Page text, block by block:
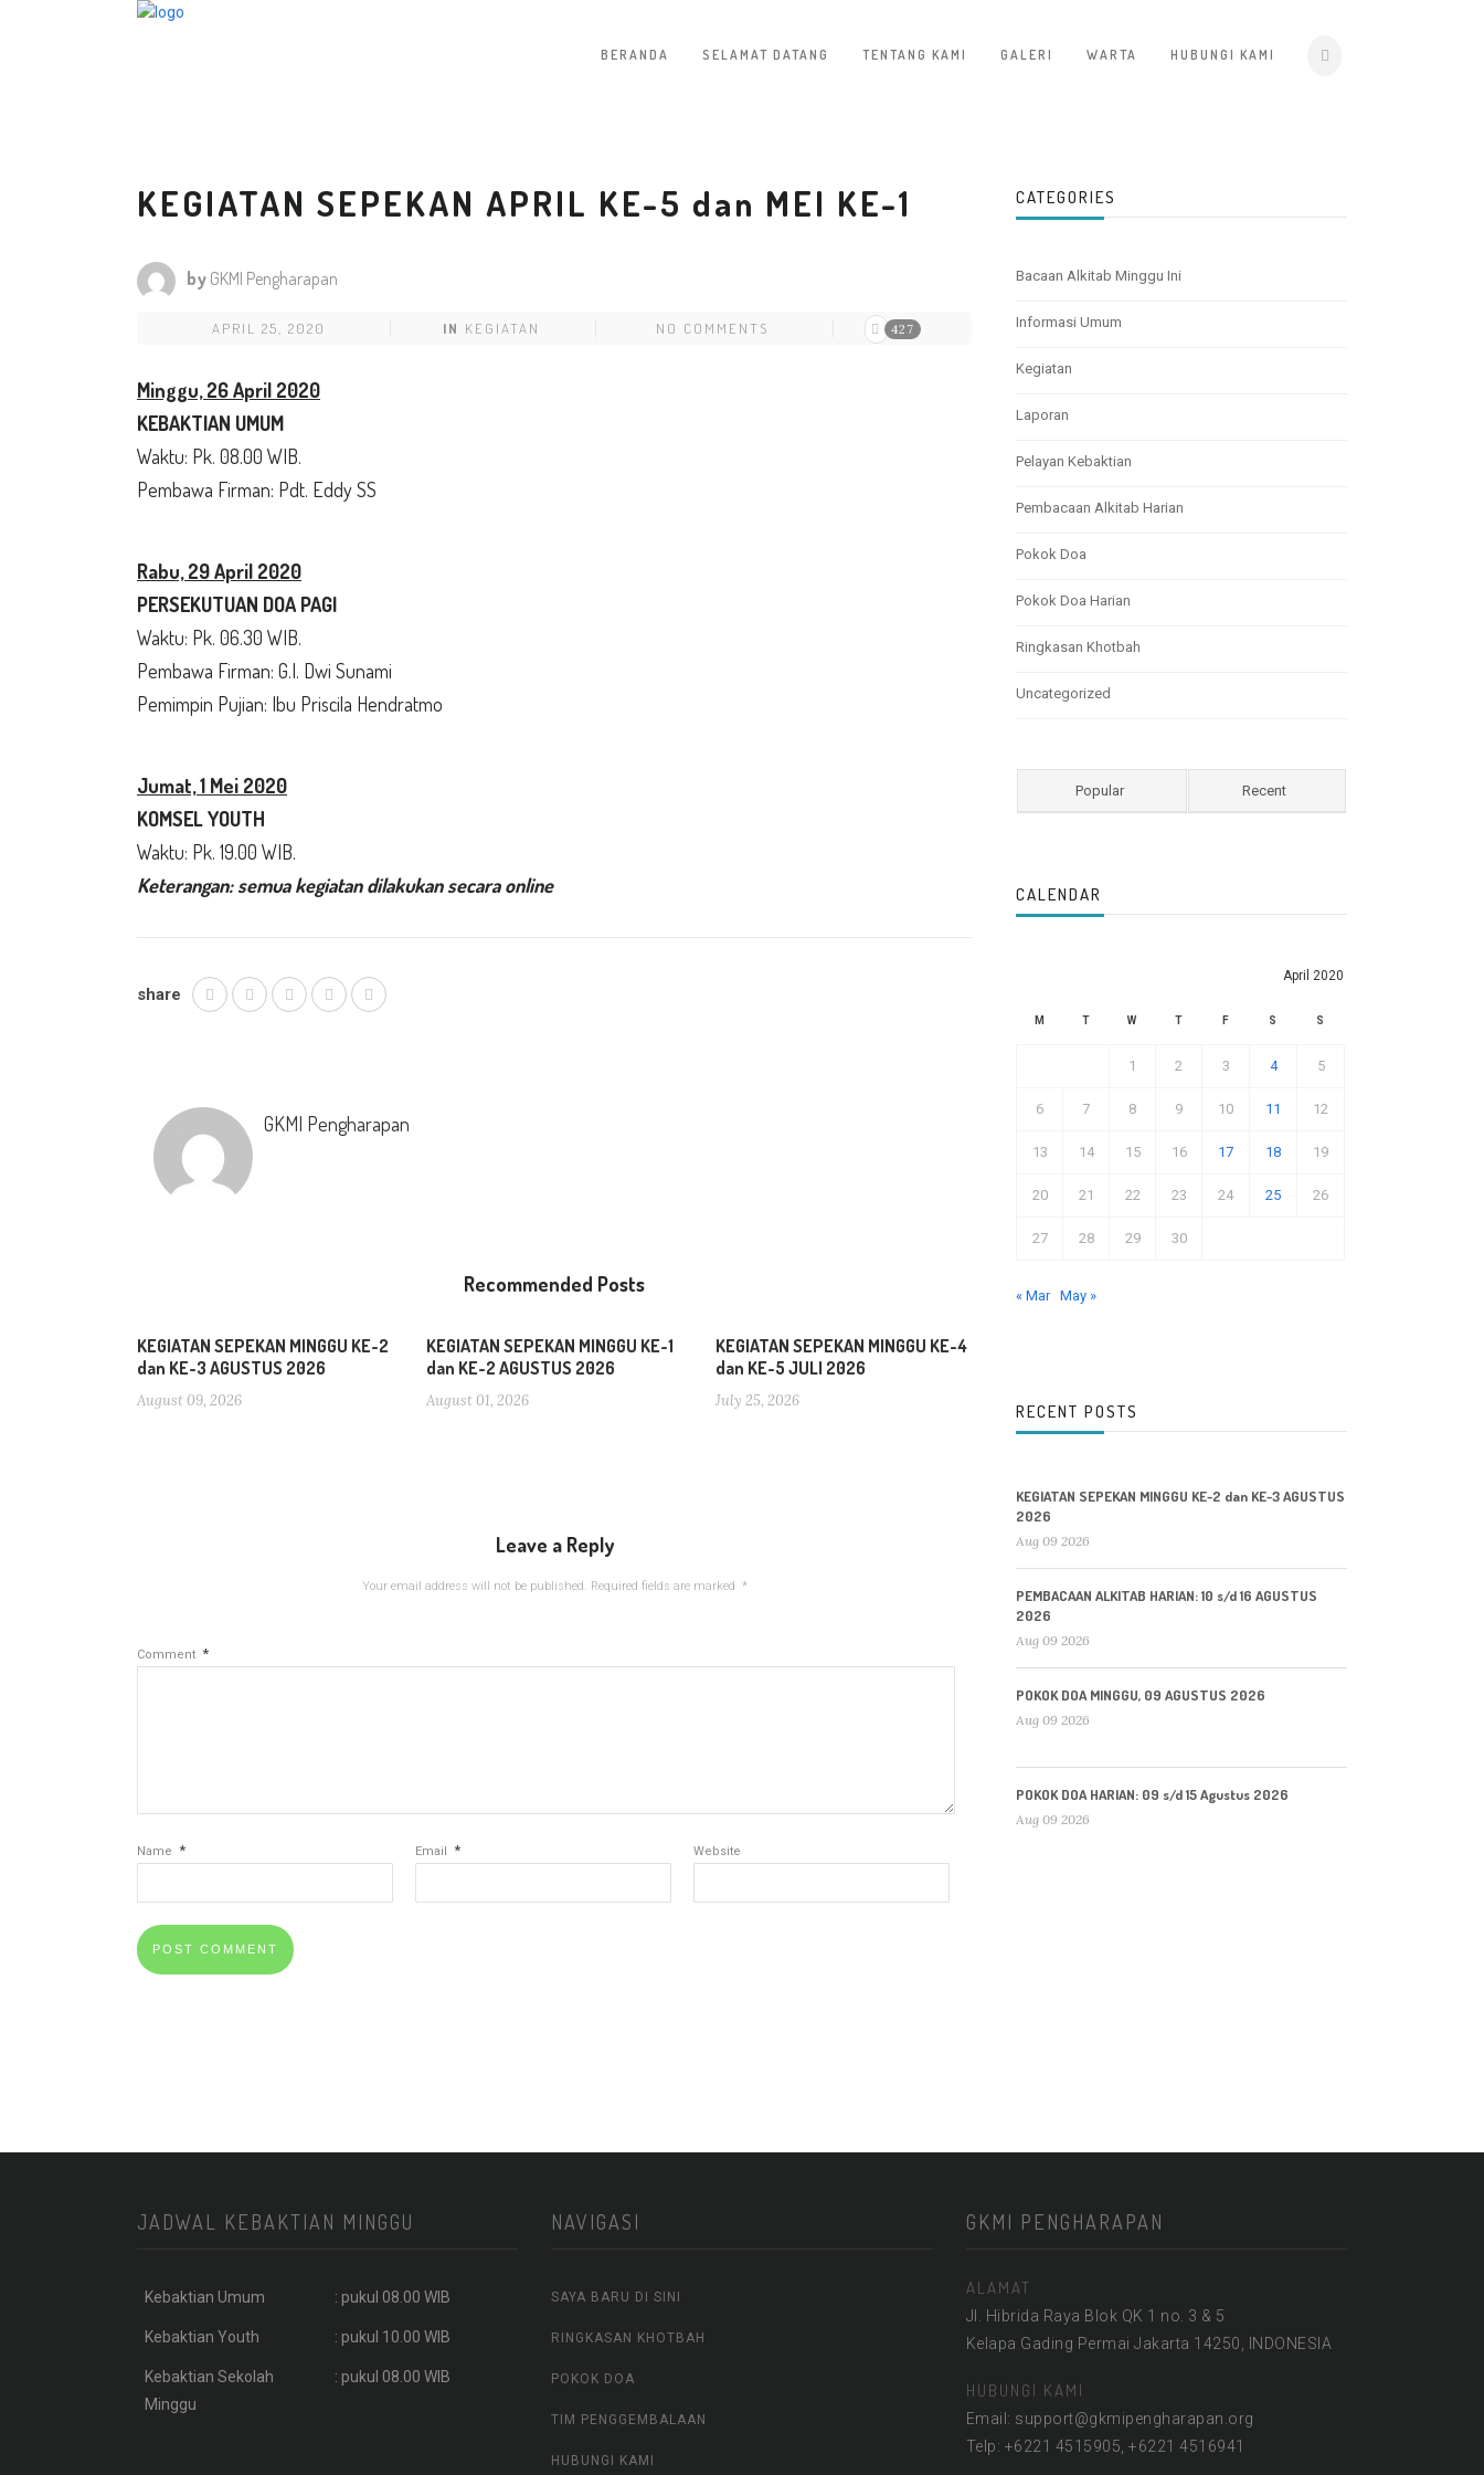
BERANDA SELAMAT DATANG TENTANG KAMI GALERI WARTA HUBUNGI KAMI
KEGIATAN SEPEKAN APRIL KE-5 dan MEI KE-1
by GKMI Pengharapan
APRIL 25, 2020 IN KEGIATAN NO COMMENTS 427
Minggu, 26 April 2020
KEBAKTIAN UMUM
Waktu: Pk. 08.00 WIB.
Pembawa Firman: Pdt. Eddy SS
Rabu, 29 April 2020
PERSEKUTUAN DOA PAGI
Waktu: Pk. 06.30 WIB.
Pembawa Firman: G.I. Dwi Sunami
Pemimpin Pujian: Ibu Priscila Hendratmo
Jumat, 1 Mei 2020
KOMSEL YOUTH
Waktu: Pk. 19.00 WIB.
Keterangan: semua kegiatan dilakukan secara online
share
GKMI Pengharapan
Recommended Posts
KEGIATAN SEPEKAN MINGGU KE-2
dan KE-3 AGUSTUS 2026
August 09, 2026
KEGIATAN SEPEKAN MINGGU KE-1
dan KE-2 AGUSTUS 2026
August 01, 2026
KEGIATAN SEPEKAN MINGGU KE-4
dan KE-5 JULI 2026
July 25, 2026
Leave a Reply
Your email address will not be published. Required fields are marked *
Comment *
Name * Email * Website
CATEGORIES
Bacaan Alkitab Minggu Ini
Informasi Umum
Kegiatan
Laporan
Pelayan Kebaktian
Pembacaan Alkitab Harian
Pokok Doa
Pokok Doa Harian
Ringkasan Khotbah
Uncategorized
Popular Recent
CALENDAR
April 2020
M T W T F S S
1 2 3 4 5
6 7 8 9 10 11 12
13 14 15 16 17 18 19
20 21 22 23 24 25 26
27 28 29 30
« Mar May »
RECENT POSTS
KEGIATAN SEPEKAN MINGGU KE-2 dan KE-3 AGUSTUS
2026
Aug 09 2026
PEMBACAAN ALKITAB HARIAN: 10 s/d 16 AGUSTUS
2026
Aug 09 2026
POKOK DOA MINGGU, 09 AGUSTUS 2026
Aug 09 2026
POKOK DOA HARIAN: 09 s/d 15 Agustus 2026
Aug 09 2026
JADWAL KEBAKTIAN MINGGU
Kebaktian Umum : pukul 08.00 WIB
Kebaktian Youth : pukul 10.00 WIB
Kebaktian Sekolah
Minggu
: pukul 08.00 WIB
NAVIGASI
SAYA BARU DI SINI
RINGKASAN KHOTBAH
POKOK DOA
TIM PENGGEMBALAAN
HUBUNGI KAMI
GKMI PENGHARAPAN
ALAMAT
Jl. Hibrida Raya Blok QK 1 no. 3 & 5
Kelapa Gading Permai Jakarta 14250, INDONESIA
HUBUNGI KAMI
Email: support@gkmipengharapan.org
Telp: +6221 4515905, +6221 4516941